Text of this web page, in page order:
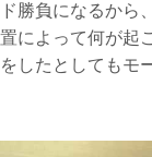
勝負になるから
によって何が起
したとしてもモ